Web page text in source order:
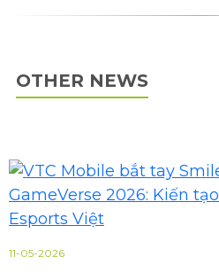
OTHER NEWS
11-05-2026